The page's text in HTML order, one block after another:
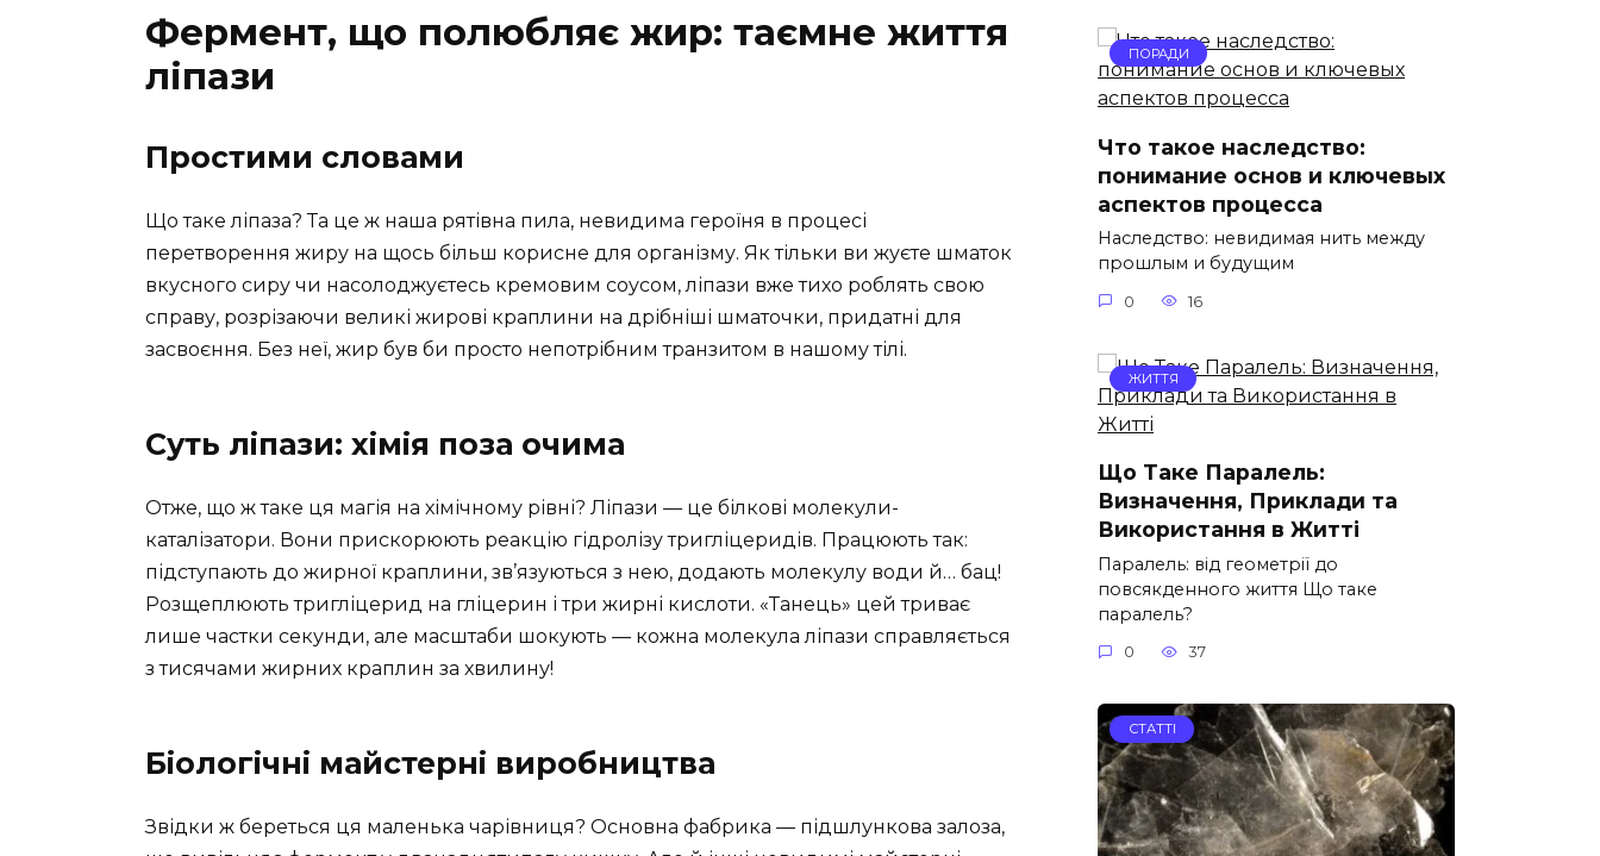
Фермент, що полюбляє жир: таємне життя
ліпази
Простими словами
Що таке ліпаза? Та це ж наша рятівна пила, невидима героїня в процесі
перетворення жиру на щось більш корисне для організму. Як тільки ви жуєте шматок
вкусного сиру чи насолоджуєтесь кремовим соусом, ліпази вже тихо роблять свою
справу, розрізаючи великі жирові краплини на дрібніші шматочки, придатні для
засвоєння. Без неї, жир був би просто непотрібним транзитом в нашому тілі.
Суть ліпази: хімія поза очима
Отже, що ж таке ця магія на хімічному рівні? Ліпази — це білкові молекули-
каталізатори. Вони прискорюють реакцію гідролізу тригліцеридів. Працюють так:
підступають до жирної краплини, зв’язуються з нею, додають молекулу води й… бац!
Розщеплюють тригліцерид на гліцерин і три жирні кислоти. «Танець» цей триває
лише частки секунди, але масштаби шокують — кожна молекула ліпази справляється
з тисячами жирних краплин за хвилину!
Біологічні майстерні виробництва
Звідки ж береться ця маленька чарівниця? Основна фабрика — підшлункова залоза,
ПОРАДИ
Что такое наследство:
понимание основ и ключевых
аспектов процесса
Наследство: невидимая нить между
прошлым и будущим
0 16
ЖИТТЯ
Що Таке Паралель:
Визначення, Приклади та
Використання в Житті
Паралель: від геометрії до
повсякденного життя Що таке
паралель?
0 37
СТАТТІ